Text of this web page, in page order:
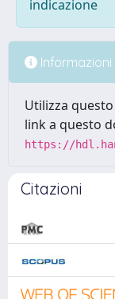
indicazione
Informazioni
Utilizza
link a questo
https://
Citazioni